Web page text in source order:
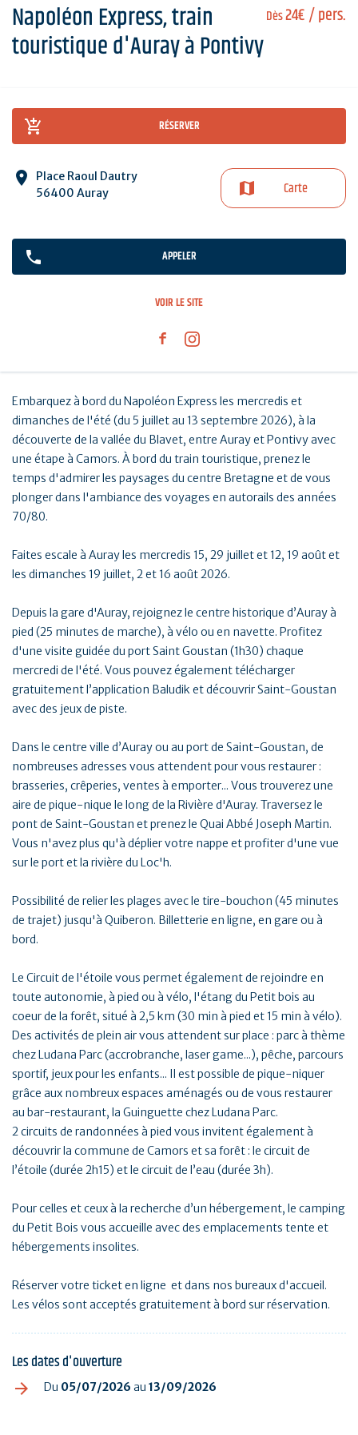
Dès24€/ pers.
Napoléon Express, train
touristique d'Auray à Pontivy
RÉSERVER
Place Raoul Dautry
56400 Auray
Carte
APPELER
VOIR LE SITE
Embarquez à bord du Napoléon Express les mercredis et
dimanches de l'été (du 5 juillet au 13 septembre 2026), à la
découverte de la vallée du Blavet, entre Auray et Pontivy avec
une étape à Camors. À bord du train touristique, prenez le
temps d'admirer les paysages du centre Bretagne et de vous
plonger dans l'ambiance des voyages en autorails des années
70/80.
Faites escale à Auray les mercredis 15, 29 juillet et 12, 19 août et
les dimanches 19 juillet, 2 et 16 août 2026.
Depuis la gare d'Auray, rejoignez le centre historique d’Auray à
pied (25 minutes de marche), à vélo ou en navette. Profitez
d'une visite guidée du port Saint Goustan (1h30) chaque
mercredi de l'été. Vous pouvez également télécharger
gratuitement l’application Baludik et découvrir Saint-Goustan
avec des jeux de piste.
Dans le centre ville d’Auray ou au port de Saint-Goustan, de
nombreuses adresses vous attendent pour vous restaurer :
brasseries, crêperies, ventes à emporter... Vous trouverez une
aire de pique-nique le long de la Rivière d'Auray. Traversez le
pont de Saint-Goustan et prenez le Quai Abbé Joseph Martin.
Vous n'avez plus qu'à déplier votre nappe et profiter d'une vue
sur le port et la rivière du Loc'h.
Possibilité de relier les plages avec le tire-bouchon (45 minutes
de trajet) jusqu'à Quiberon. Billetterie en ligne, en gare ou à
bord.
Le Circuit de l'étoile vous permet également de rejoindre en
toute autonomie, à pied ou à vélo, l'étang du Petit bois au
coeur de la forêt, situé à 2,5 km (30 min à pied et 15 min à vélo).
Des activités de plein air vous attendent sur place : parc à thème
chez Ludana Parc (accrobranche, laser game...), pêche, parcours
sportif, jeux pour les enfants... Il est possible de pique-niquer
grâce aux nombreux espaces aménagés ou de vous restaurer
au bar-restaurant, la Guinguette chez Ludana Parc.
2 circuits de randonnées à pied vous invitent également à
découvrir la commune de Camors et sa forêt : le circuit de
l’étoile (durée 2h15) et le circuit de l’eau (durée 3h).
Pour celles et ceux à la recherche d’un hébergement, le camping
du Petit Bois vous accueille avec des emplacements tente et
hébergements insolites.
Réserver votre ticket en ligne et dans nos bureaux d'accueil.
Les vélos sont acceptés gratuitement à bord sur réservation.
Les dates d'ouverture
Du 05/07/2026 au 13/09/2026